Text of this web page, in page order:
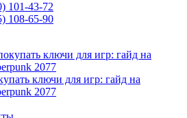
101-43-72
108-65-90
ключи для игр: гайд на
2077